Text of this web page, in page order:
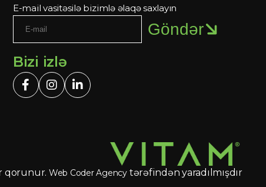
E-mail vasitəsilə bizimlə əlaqə saxlayın
Göndər
Bizi izlə
qorunur. Web Coder Agency tərəfindən yaradılmışdır